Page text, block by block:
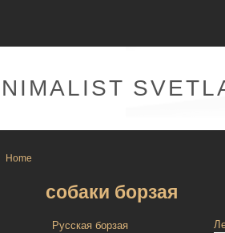
Home
собаки борзая
Русская борзая